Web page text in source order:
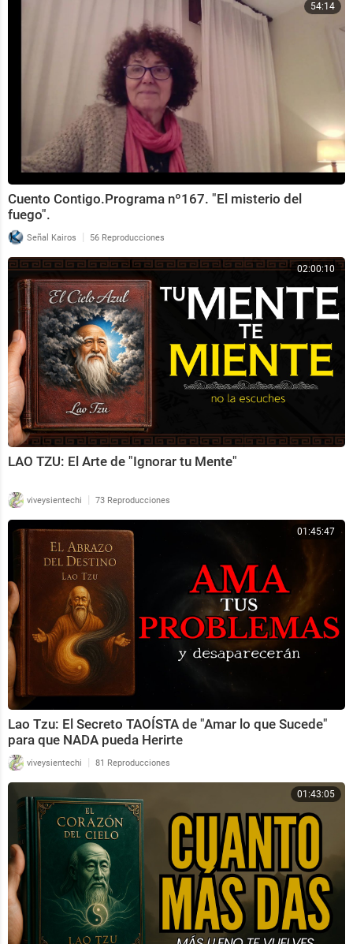
54:14
Cuento Contigo.Programa nº167. "El misterio del
fuego".
Señal Kairos | 56 Reproducciones
02:00:10
LAO TZU: El Arte de "Ignorar tu Mente"
viveysientechi | 73 Reproducciones
01:45:47
Lao Tzu: El Secreto TAOÍSTA de "Amar lo que Sucede"
para que NADA pueda Herirte
viveysientechi | 81 Reproducciones
01:43:05